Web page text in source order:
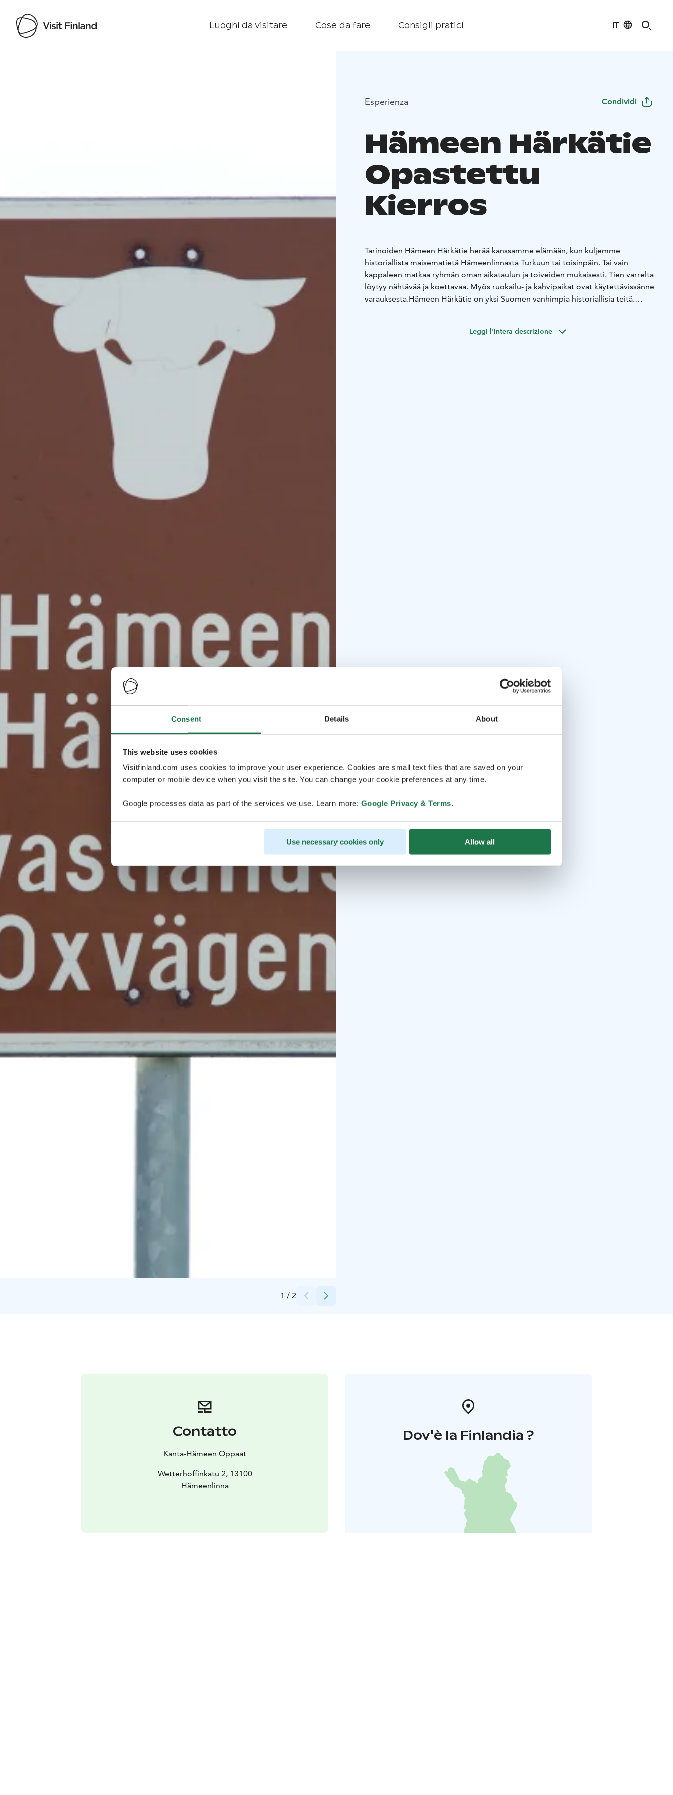
Consent Details About
This website uses cookies
Visitfinland.com uses cookies to improve your user experience. Cookies are small text files that are saved on your
computer or mobile device when you visit the site. You can change your cookie preferences at any time.
Google processes data as part of the services we use. Learn more: Google Privacy & Terms.
Use necessary cookies only Allow all
Luoghi da visitare Cose da fare Consigli pratici IT
1 / 2
Esperienza Condividi
Hämeen Härkätie
Opastettu
Kierros
Tarinoiden Hämeen Härkätie herää kanssamme elämään, kun kuljemme
historiallista maisematietä Hämeenlinnasta Turkuun tai toisinpäin. Tai vain
kappaleen matkaa ryhmän oman aikataulun ja toiveiden mukaisesti. Tien varrelta
löytyy nähtävää ja koettavaa. Myös ruokailu- ja kahvipaikat ovat käytettävissänne
varauksesta.Hämeen Härkätie on yksi Suomen vanhimpia historiallisia teitä.
kirkon, Portaan Nahkurinverstaan museon ja Tammelan Kaukolanharjun
Leggi l'intera descrizione
Contatto
Kanta-Hämeen Oppaat
Wetterhoffinkatu 2, 13100
Hämeenlinna
Dov'è la Finlandia ?